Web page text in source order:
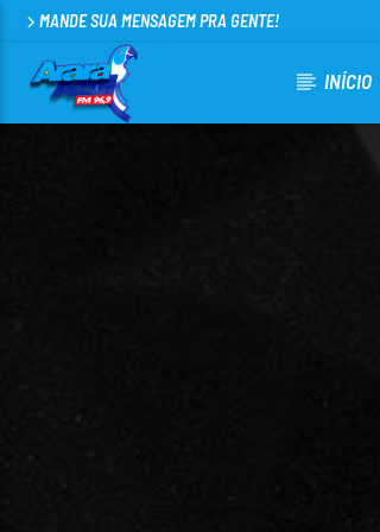
MANDE SUA MENSAGEM PRA GENTE!
INÍCIO